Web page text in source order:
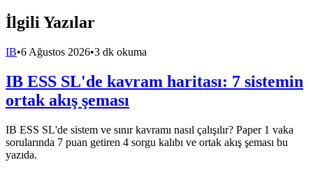
İlgili Yazılar
IB•6 Ağustos 2026•3 dk okuma
IB ESS SL'de kavram haritası: 7 sistemin
ortak akış şeması
IB ESS SL'de sistem ve sınır kavramı nasıl çalışılır? Paper 1 vaka
sorularında 7 puan getiren 4 sorgu kalıbı ve ortak akış şeması bu
yazıda.